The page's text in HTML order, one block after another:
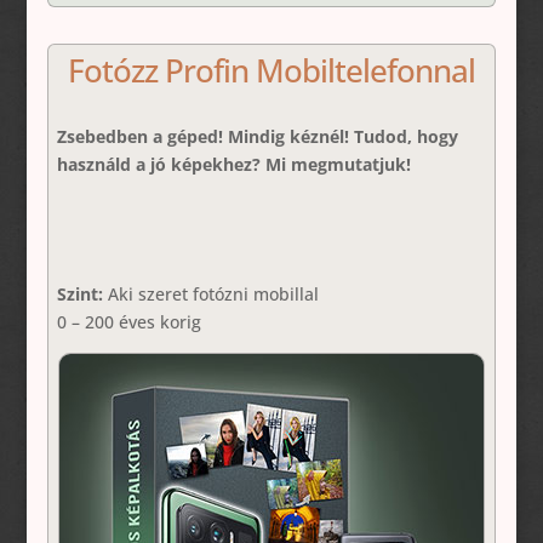
Fotózz Profin Mobiltelefonnal
Zsebedben a géped! Mindig kéznél! Tudod, hogy
használd a jó képekhez? Mi megmutatjuk!
Szint: Aki szeret fotózni mobillal
0 – 200 éves korig